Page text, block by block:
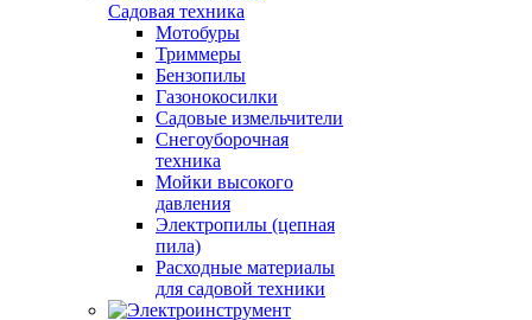
Садовая техника
Мотобуры
Триммеры
Бензопилы
Газонокосилки
Садовые измельчители
Снегоуборочная
техника
Мойки высокого
давления
Электропилы (цепная
пила)
Расходные материалы
для садовой техники